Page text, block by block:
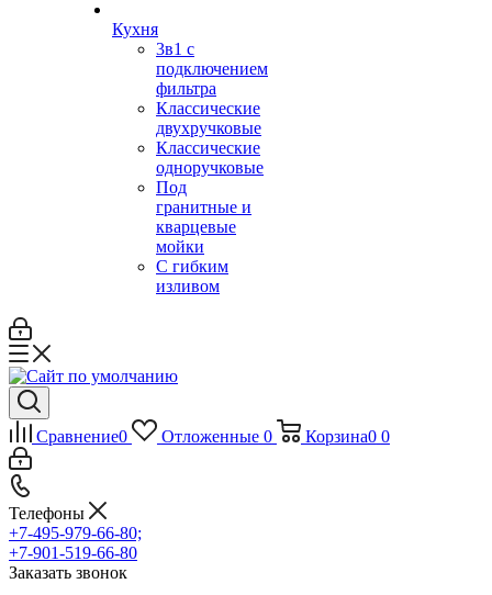
Кухня
3в1 с
подключением
фильтра
Классические
двухручковые
Классические
одноручковые
Под
гранитные и
кварцевые
мойки
С гибким
изливом
Сравнение0 Отложенные 0 Корзина0 0
Телефоны
+7-495-979-66-80;
+7-901-519-66-80
Заказать звонок